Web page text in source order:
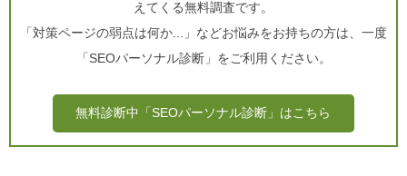
えてくる無料調査です。
「対策ページの弱点は何か...」などお悩みをお持ちの方は、一度
「SEOパーソナル診断」をご利用ください。
無料診断中「SEOパーソナル診断」はこちら